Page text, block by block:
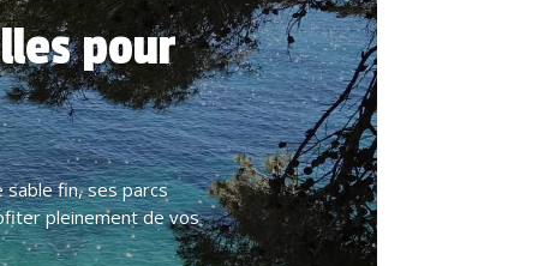
pour
sable fin, ses parcs
pleinement de vos